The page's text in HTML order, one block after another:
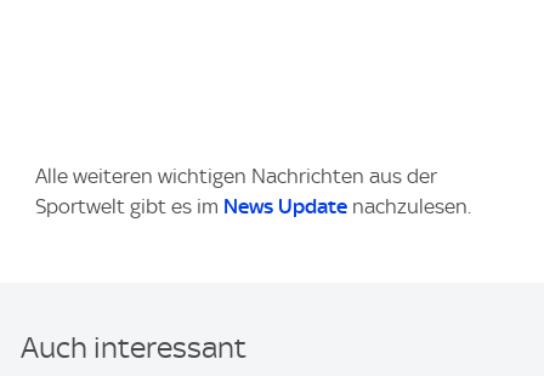
Alle weiteren wichtigen Nachrichten aus der
Sportwelt gibt es im News Update nachzulesen.
Auch interessant